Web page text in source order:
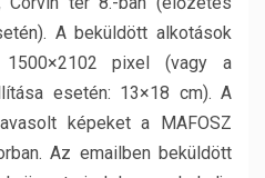
A beküldött alkotások
1500×2102 pixel (vagy a
esetén: 13×18 cm). A
képeket a MAFOSZ
Az emailben beküldött